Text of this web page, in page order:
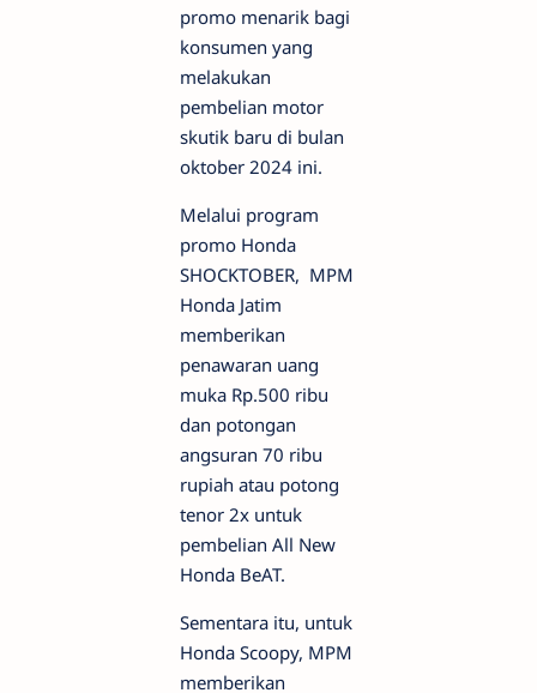
promo menarik bagi
konsumen yang
melakukan
pembelian motor
skutik baru di bulan
oktober 2024 ini.
Melalui program
promo Honda
SHOCKTOBER, MPM
Honda Jatim
memberikan
penawaran uang
muka Rp.500 ribu
dan potongan
angsuran 70 ribu
rupiah atau potong
tenor 2x untuk
pembelian All New
Honda BeAT.
Sementara itu, untuk
Honda Scoopy, MPM
memberikan